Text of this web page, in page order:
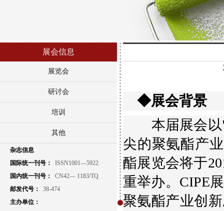
展会信息
展览会
研讨会
培训
其他
杂志信息
国际统一刊号：
ISSN1001—5922
国内统一刊号：
CN42— 1183/TQ
邮发代号：
38-474
主办单位：
◆展会背景
本届展会以"
尖的聚氨酯产
酯展览会将于
重举办。CIPE
聚氨酯产业创